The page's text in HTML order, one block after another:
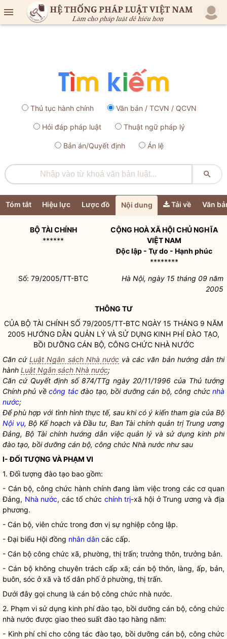

Thủ tục hành chính Văn bản / TCVN / QCVN
Hỏi đáp pháp luật Thuật ngữ pháp lý
Bản án/Quyết định Án lệ

Tóm tắt Hiệu lực Lược đồ Nội dung Tải về Văn
BỘ TÀI CHÍNH
******
CỘNG HOÀ XÃ HỘI CHỦ NGHĨA
VIỆT NAM
Độc lập - Tự do - Hạnh phúc
********
Số: 79/2005/TT-BTC
Hà Nội, ngày 15 tháng 09 năm
2005
THÔNG TƯ
CỦA BỘ TÀI CHÍNH SỐ 79/2005/TT-BTC NGÀY 15 THÁNG 9 NĂM
2005 HƯỚNG DẪN QUẢN LÝ VÀ SỬ DỤNG KINH PHÍ ĐÀO TẠO,
BỒI DƯỠNG CÁN BỘ, CÔNG CHỨC NHÀ NƯỚC
Căn cứLuật Ngân sách Nhà nướcvà các văn bản hướng dẫn thi
hành Luật Ngân sách Nhà nước;
Căn cứ Quyết định số 874/TTg ngày 20/11/1996 của Thủ tướng
Chính phủ vềcông tácđào tạo, bồi dưỡng cán bộ, công chứcnhà
nước;
Để phù hợp với tình hình thực tế, sau khi có ý kiến tham gia của Bộ
Nội vụ, Bộ Kế hoạch và Đầu tư, Ban Tài chính quản trị Trung ương
Đảng, Bộ Tài chính hướng dẫn việc quản lý và sử dụng kinh phí
đào tạo, bồi dưỡng cán bộ, công chức Nhà nước như sau
I- ĐỐI TƯỢNG VÀ PHẠM VI
1. Đối tượng đào tạo bao gồm:
- Cán bộ, công chức hành chính đang làm việc trong các cơ quan
Đảng, Nhà nước, các tổ chức chính trị-xã hội ở Trung ương và địa
phương.
- Cán bộ, viên chức trong đơn vị sự nghiệp công lập.
- Đại biểu Hội đồng nhân dân các cấp.
- Cán bộ công chức xã, phường, thị trấn; trưởng thôn, trưởng bản.
- Cán bộ không chuyên trách cấp xã; cán bộ thôn, làng, ấp, bản,
buôn, sóc ở xã và tổ dân phố ở phường, thị trấn.
Dưới đây gọi chung là cán bộ công chức nhà nước.
2. Phạm vi sử dụng kinh phí đào tạo, bồi dưỡng cán bộ, công chức
nhà nước được giao theo suất đào tạo hàng năm:
- Kinh phí chi cho công tác đào tạo, bồi dưỡng cán bộ, công chức